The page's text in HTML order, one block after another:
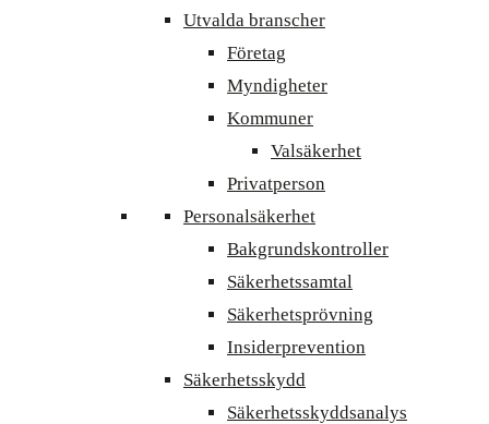
Utvalda branscher
Företag
Myndigheter
Kommuner
Valsäkerhet
Privatperson
Personalsäkerhet
Bakgrundskontroller
Säkerhetssamtal
Säkerhetsprövning
Insiderprevention
Säkerhetsskydd
Säkerhetsskyddsanalys